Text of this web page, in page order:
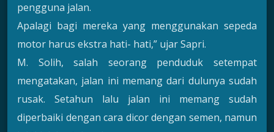
pengguna jalan.
Apalagi bagi mereka yang menggunakan sepeda
motor harus ekstra hati- hati,” ujar Sapri.
M. Solih, salah seorang penduduk setempat
mengatakan, jalan ini memang dari dulunya sudah
rusak. Setahun lalu jalan ini memang sudah
diperbaiki dengan cara dicor dengan semen, namun